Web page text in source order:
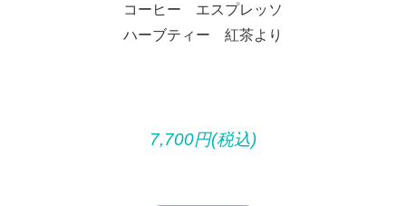
コーヒー エスプレッソ
ハーブティー 紅茶より
7,700円(税込)